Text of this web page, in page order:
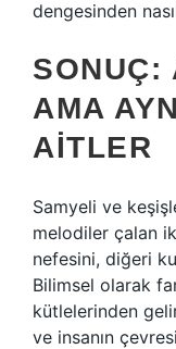
dengesinden
SONUÇ:
AMA
AITLER
Samyeli ve
melodiler çalan
nefesini, diğeri
Bilimsel olarak
kütlelerinden
ve insanın